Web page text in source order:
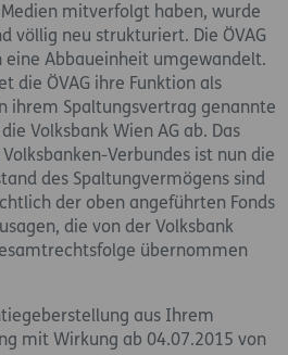
mitverfolgt haben, wurde
völlig neu strukturiert. Die ÖVAG
Abbaueinheit umgewandelt.
die ÖVAG ihre Funktion als
ihrem Spaltungsvertrag genannte
Volksbank Wien AG ab. Das
Verbundes ist nun die
des Spaltungvermögens sind
der oben angeführten Fonds
die von der Volksbank
übernommen
aus Ihrem
mit Wirkung ab 04.07.2015 von